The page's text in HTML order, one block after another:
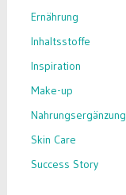
Ernährung
Inhaltsstoffe
Inspiration
Make-up
Nahrungsergänzung
Skin Care
Success Story